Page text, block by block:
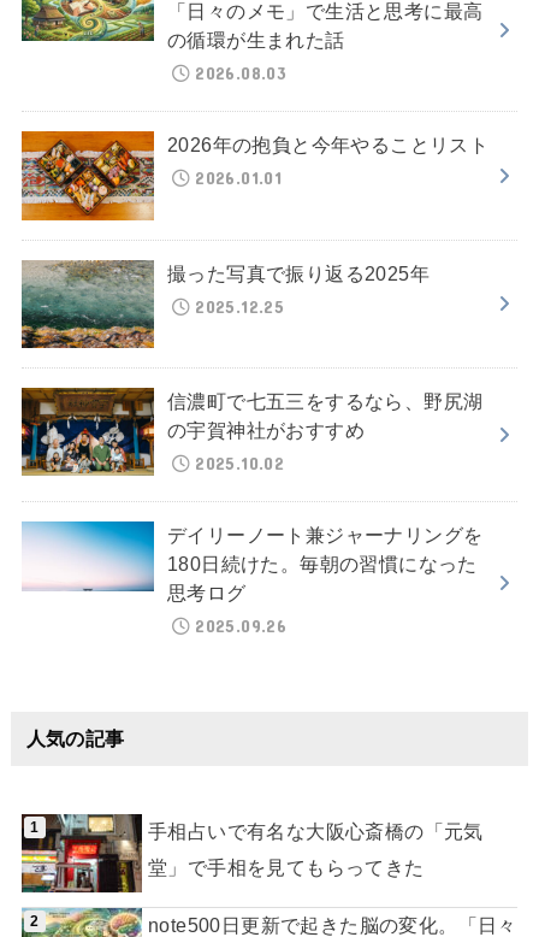
「日々のメモ」で生活と思考に最高
の循環が生まれた話
2026.08.03
2026年の抱負と今年やることリスト
2026.01.01
撮った写真で振り返る2025年
2025.12.25
信濃町で七五三をするなら、野尻湖
の宇賀神社がおすすめ
2025.10.02
デイリーノート兼ジャーナリングを
180日続けた。毎朝の習慣になった
思考ログ
2025.09.26
人気の記事
手相占いで有名な大阪心斎橋の「元気
堂」で手相を見てもらってきた
note500日更新で起きた脳の変化。「日々